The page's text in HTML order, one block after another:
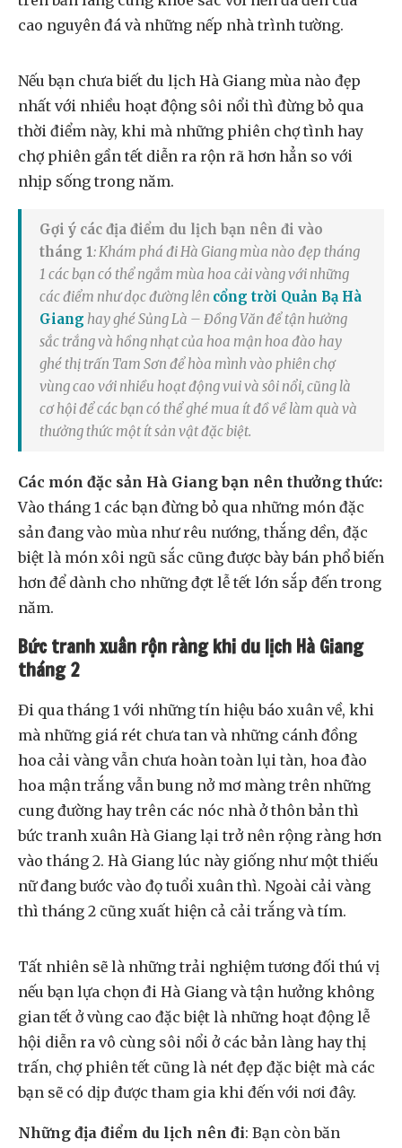
cao nguyên đá và những nếp nhà trình tường.
Nếu bạn chưa biết du lịch Hà Giang mùa nào đẹp
nhất với nhiều hoạt động sôi nổi thì đừng bỏ qua
thời điểm này, khi mà những phiên chợ tình hay
chợ phiên gần tết diễn ra rộn rã hơn hẳn so với
nhịp sống trong năm.
Gợi ý các địa điểm du lịch bạn nên đi vào
tháng 1: Khám phá đi Hà Giang mùa nào đẹp tháng
1 các bạn có thể ngắm mùa hoa cải vàng với những
các điểm như dọc đường lên cổng trời Quản Bạ Hà
Giang hay ghé Sủng Là – Đồng Văn để tận hưởng
sắc trắng và hồng nhạt của hoa mận hoa đào hay
ghé thị trấn Tam Sơn để hòa mình vào phiên chợ
vùng cao với nhiều hoạt động vui và sôi nổi, cũng là
cơ hội để các bạn có thể ghé mua ít đồ về làm quà và
thưởng thức một ít sản vật đặc biệt.
Các món đặc sản Hà Giang bạn nên thưởng thức:
Vào tháng 1 các bạn đừng bỏ qua những món đặc
sản đang vào mùa như rêu nướng, thắng dền, đặc
biệt là món xôi ngũ sắc cũng được bày bán phổ biến
hơn để dành cho những đợt lễ tết lớn sắp đến trong
năm.
Bức tranh xuân rộn ràng khi du lịch Hà Giang
tháng 2
Đi qua tháng 1 với những tín hiệu báo xuân về, khi
mà những giá rét chưa tan và những cánh đồng
hoa cải vàng vẫn chưa hoàn toàn lụi tàn, hoa đào
hoa mận trắng vẫn bung nở mơ màng trên những
cung đường hay trên các nóc nhà ở thôn bản thì
bức tranh xuân Hà Giang lại trở nên rộng ràng hơn
vào tháng 2. Hà Giang lúc này giống như một thiếu
nữ đang bước vào đọ tuổi xuân thì. Ngoài cải vàng
thì tháng 2 cũng xuất hiện cả cải trắng và tím.
Tất nhiên sẽ là những trải nghiệm tương đối thú vị
nếu bạn lựa chọn đi Hà Giang và tận hưởng không
gian tết ở vùng cao đặc biệt là những hoạt động lễ
hội diễn ra vô cùng sôi nổi ở các bản làng hay thị
trấn, chợ phiên tết cũng là nét đẹp đặc biệt mà các
bạn sẽ có dịp được tham gia khi đến với nơi đây.
Những địa điểm du lịch nên đi: Bạn còn băn